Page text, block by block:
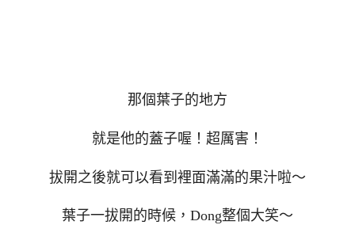
那個葉子的地方
就是他的蓋子喔！超厲害！
拔開之後就可以看到裡面滿滿的果汁啦～
葉子一拔開的時候，Dong整個大笑～